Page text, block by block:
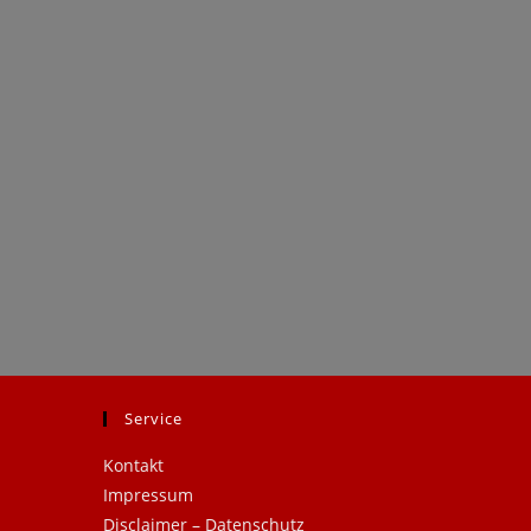
Service
Kontakt
Impressum
Disclaimer – Datenschutz